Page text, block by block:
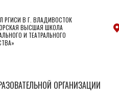
РГИСИ В Г. ВЛАДИВОСТОК
ВЫСШАЯ ШКОЛА
И ТЕАТРАЛЬНОГО
ОРГАНИЗАЦИИ